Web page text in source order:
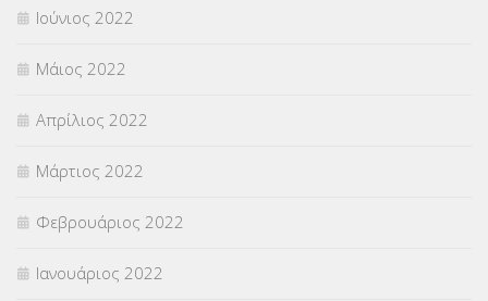
Ιούνιος 2022
Μάιος 2022
Απρίλιος 2022
Μάρτιος 2022
Φεβρουάριος 2022
Ιανουάριος 2022